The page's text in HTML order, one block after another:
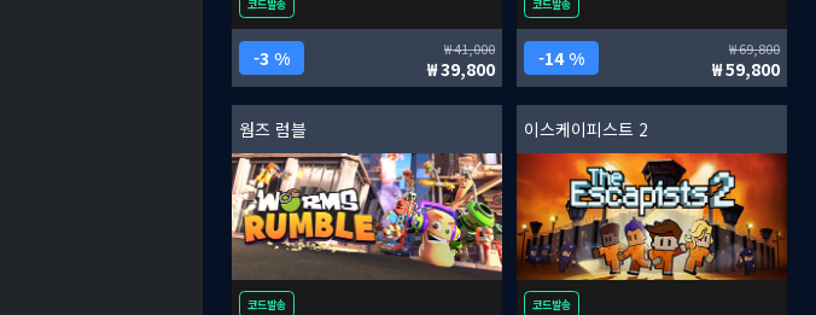
코드발송
3 % 41,000
39,800
코드발송
14 % 69,800
59,800
웜즈 럼블
코드발송
이스케이피스트 2
코드발송